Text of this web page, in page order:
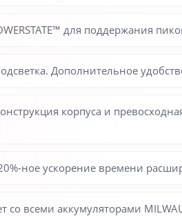
для поддержания
Дополнительное
корпуса и
ное ускорение времени
со всеми аккумуляторами